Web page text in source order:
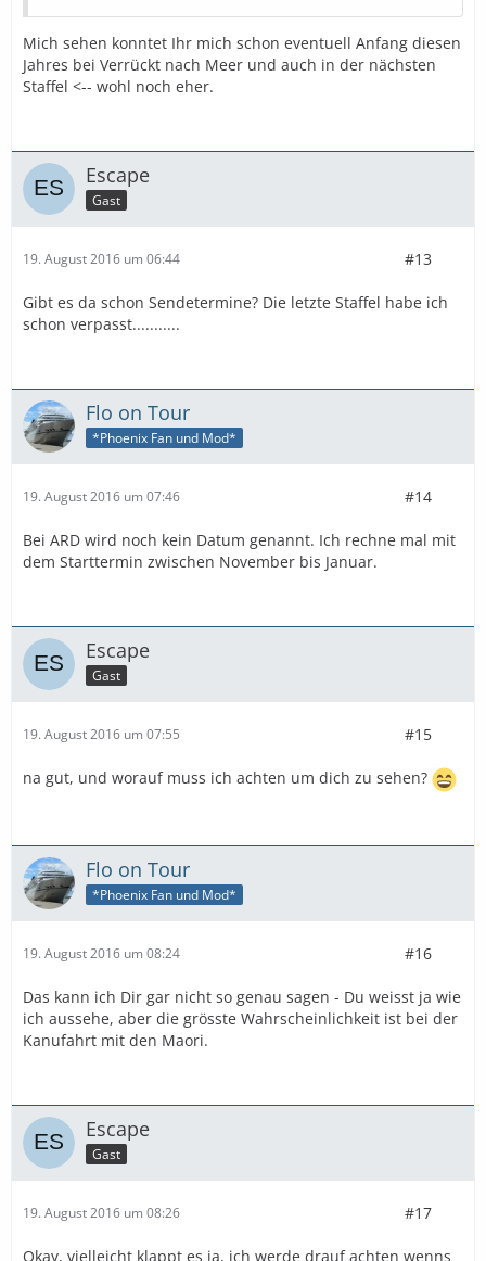
Mich sehen konntet Ihr mich schon eventuell Anfang diesen
Jahres bei Verrückt nach Meer und auch in der nächsten
Staffel <-- wohl noch eher.
Escape
Gast
19. August 2016 um 06:44 #13
Gibt es da schon Sendetermine? Die letzte Staffel habe ich
schon verpasst...........
Flo on Tour
*Phoenix Fan und Mod*
19. August 2016 um 07:46 #14
Bei ARD wird noch kein Datum genannt. Ich rechne mal mit
dem Starttermin zwischen November bis Januar.
Escape
Gast
19. August 2016 um 07:55 #15
na gut, und worauf muss ich achten um dich zu sehen?
Flo on Tour
*Phoenix Fan und Mod*
19. August 2016 um 08:24 #16
Das kann ich Dir gar nicht so genau sagen - Du weisst ja wie
ich aussehe, aber die grösste Wahrscheinlichkeit ist bei der
Kanufahrt mit den Maori.
Escape
Gast
19. August 2016 um 08:26 #17
Okay, vielleicht klappt es ja, ich werde drauf achten wenns